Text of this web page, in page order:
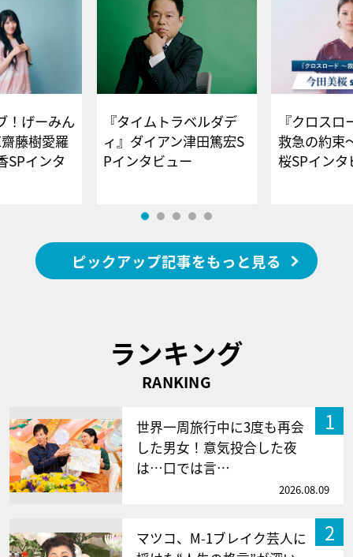
！げーみん
藤樹愛羅
SPインタ
『タイムトラベルダデ
ィ』ダイアン津田篤宏S
Pインタビュー
『クロス
救急の約束
桜SPイ
ピックアップ記事をもっと見る
ランキング
RANKING
1
世界一周旅行中に3度も再会
した男女！意気投合した夜
は…口では言…
2026.08.09
2
マツコ、M-1ブレイク芸人に